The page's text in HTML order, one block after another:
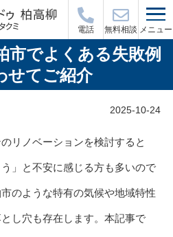
電話 無料相談 メニュー
市でよくある失敗例
せてご紹介
2025-10-24
リノベーションを検討すると
」と不安に感じる方も多いので
のような特有の気候や地域特性
し穴も存在します。本記事で